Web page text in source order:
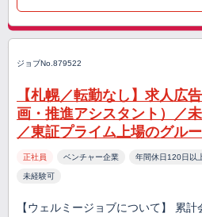
ジョブNo.879522
【札幌／転勤なし】求人広
画・推進アシスタント）／
／東証プライム上場のグル
正社員 ベンチャー企業 年間休日120日以
未経験可
【ウェルミージョブについて】 累